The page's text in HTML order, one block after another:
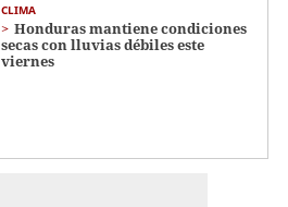
CLIMA
Honduras mantiene condiciones
secas con lluvias débiles este
viernes